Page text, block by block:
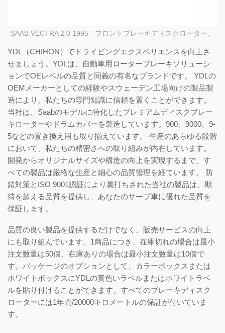
SAAB VECTRA 2.0 1995 - フロントブレーキディスクローター。
YDL（CHIHON）でドライビングエクスペリエンスを向上さ
せましょう。YDLは、自動車用ローターブレーキソリューシ
ョンでOEレベルの品質と同義の有名なブランドです。 YDLの
OEMメーカーとしての経験やスウェーデン工場向けの製品製
造により、私たちの専門知識に信頼を置くことができます。
当社は、Saabのモデルに特化したプレミアムディスクブレー
キローターやドラムカバーを製造しています。900、9000、9-
5などの置き換え用も取り揃えています。 生産のあらゆる段階
において、私たちの精密さへの取り組みが内在しています。
開発からオリジナルサイズや構造の向上を実現するまで、す
べての製品は厳格な生産と細心の品質管理を経ています。 防
錆対策とISO 9001認証により裏打ちされた当社の製品は、期
待を超える品質を提供し、あなたのサーブ車に優れた品質を
保証します。
品質の良い製品を提供するだけでなく、販売サービスの向上
にも取り組んでいます。1商品につき、在庫切れの場合は最小
注文数量は50個、在庫ありの場合は最小注文数量は10個で
す。パッケージのオプションとして、カラーボックスまたは
ホワイトボックスにYDLの黄色いラベルまたはホワイトラベ
ルを貼り付けることができます。すべてのブレーキディスク
ローターには1年間/20000キロメートルの保証が付いていま
す。